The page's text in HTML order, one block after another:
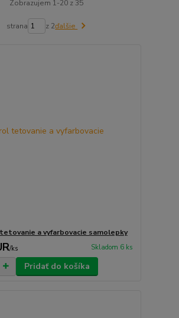
Zobrazujem 1-20 z 35
strana z 2ďalšie
a vyfarbovacie samolepky
/ks Skladom 6 ks
Pridať do košíka